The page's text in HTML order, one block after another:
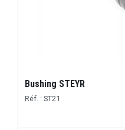
Bushing STEYR
Réf. : ST21